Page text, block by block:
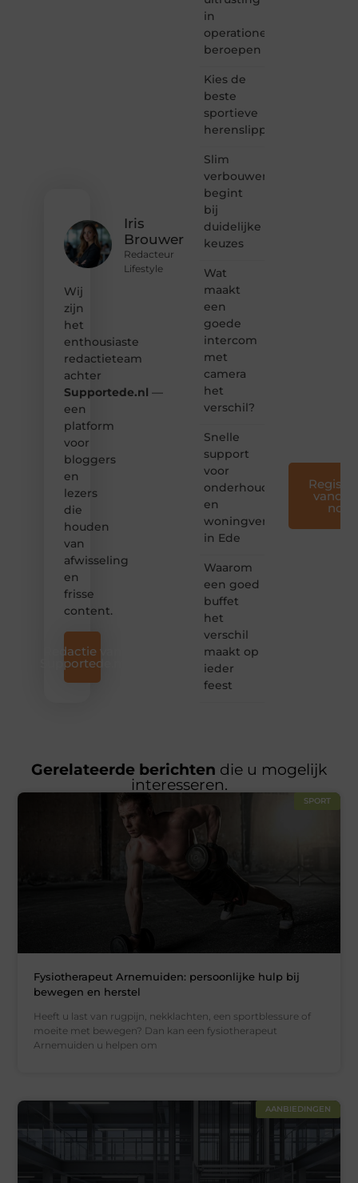
Iris
Brouwer
Redacteur
Lifestyle
Wij
zijn
het
enthousiaste
redactieteam
achter
Supportede.nl —
een
platform
voor
bloggers
en
lezers
die
houden
van
afwisseling
en
frisse
content.
Redactie van
Supportede.nl
in
operationele
beroepen
Kies de
beste
sportieve
herenslippers
Slim
verbouwen
begint
bij
duidelijke
keuzes
Wat
maakt
een
goede
intercom
met
camera
het
verschil?
Snelle
support
voor
onderhoud
en
woningverbetering
in Ede
Waarom
een goed
buffet
het
verschil
maakt op
ieder
feest
nog
Gerelateerde berichten die u mogelijk
interesseren.
SPORT
Fysiotherapeut Arnemuiden: persoonlijke hulp bij
bewegen en herstel
Heeft u last van rugpijn, nekklachten, een sportblessure of
moeite met bewegen? Dan kan een fysiotherapeut
Arnemuiden u helpen om
AANBIEDINGEN